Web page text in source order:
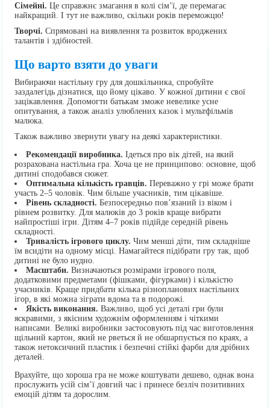
Сімейні. Це справжнє змагання в колі сім’ї, де перемагає
найкращий. І тут не важливо, скільки років переможцю!
Творчі. Спрямовані на виявлення та розвиток вроджених
талантів і здібностей.
Що варто взяти до уваги
Вибираючи настільну гру для дошкільника, спробуйте
заздалегідь дізнатися, що йому цікаво. У кожної дитини є свої
зацікавлення. Допомогти батькам зможе невелике усне
опитування, а також аналіз улюблених казок і мультфільмів
малюка.
Також важливо звернути увагу на деякі характеристики.
Рекомендації виробника. Ідеться про вік дітей, на який
розрахована настільна гра. Хоча це не принципово: основне, щоб
дитині сподобався сюжет.
Оптимальна кількість гравців. Переважно у грі може брати
участь 2–5 чоловік. Чим більше учасників, тим цікавіше.
Рівень складності. Безпосередньо пов’язаний із віком і
рівнем розвитку. Для малюків до 3 років краще вибрати
найпростіші ігри. Дітям 4–7 років підійде середній рівень
складності.
Тривалість ігрового циклу. Чим менші діти, тим складніше
їм всидіти на одному місці. Намагайтеся підібрати гру так, щоб
дитині не було нудно.
Масштаби. Визначаються розмірами ігрового поля,
додатковими предметами (фішками, фігурками) і кількістю
учасників. Краще придбати кілька різнопланових настільних
ігор, в які можна зіграти вдома та в подорожі.
Якість виконання. Важливо, щоб усі деталі гри були
яскравими, з якісним художнім оформленням і чіткими
написами. Великі виробники застосовують під час виготовлення
щільний картон, який не рветься й не обшарпується по краях, а
також нетоксичний пластик і безпечні стійкі фарби для дрібних
деталей.
Врахуйте, що хороша гра не може коштувати дешево, однак вона
прослужить усій сім’ї довгий час і принесе безліч позитивних
емоцій дітям та дорослим.